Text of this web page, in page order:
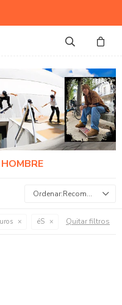
Recomendados
éS Quitar filtros